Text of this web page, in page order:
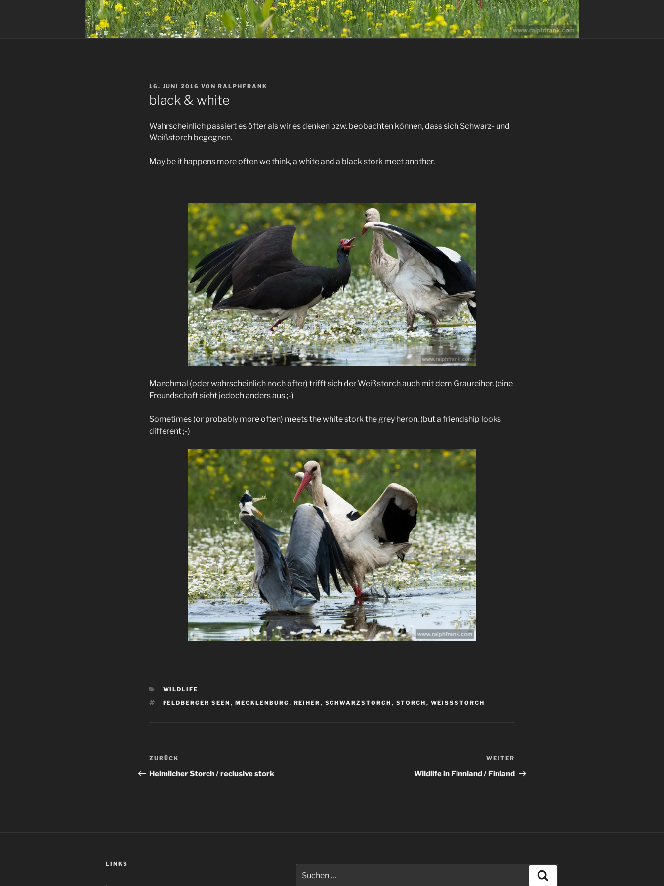
VERÖFFENTLICHT
AM
16. JUNI 2016 VON RALPHFRANK
black & white
Wahrscheinlich passiert es öfter als wir es denken bzw. beobachten können, dass sich Schwarz- und
Weißstorch begegnen.
May be it happens more often we think, a white and a black stork meet another.
Manchmal (oder wahrscheinlich noch öfter) trifft sich der Weißstorch auch mit dem Graureiher. (eine
Freundschaft sieht jedoch anders aus ;-)
Sometimes (or probably more often) meets the white stork the grey heron. (but a friendship looks
different ;-)
KATEGORIEN
WILDLIFE
SCHLAGWÖRTER
FELDBERGER SEEN , MECKLENBURG , REIHER , SCHWARZSTORCH , STORCH , WEISSSTORCH
Beitragsnavigation
Vorheriger
Beitrag
ZURÜCK
Heimlicher Storch / reclusive stork
Beitrag
WEITER
Wildlife in Finnland / Finland
LINKS
nach: